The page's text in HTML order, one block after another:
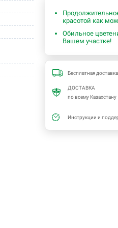
красотой как
Обильное
Вашем участке!
Бесплатная доставка
ДОСТАВКА
по всему Казахстану
Инструкции и